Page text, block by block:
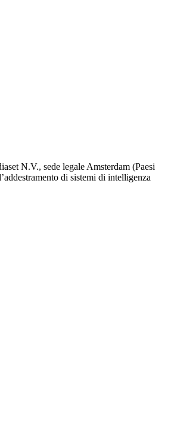
N.V., sede legale Amsterdam (Paesi
di sistemi di intelligenza